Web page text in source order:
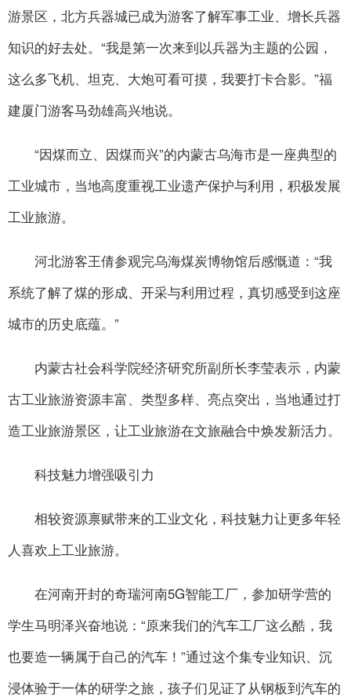
游景区，北方兵器城已成为游客了解军事工业、增长兵器
知识的好去处。“我是第一次来到以兵器为主题的公园，
这么多飞机、坦克、大炮可看可摸，我要打卡合影。”福
建厦门游客马劲雄高兴地说。
“因煤而立、因煤而兴”的内蒙古乌海市是一座典型的
工业城市，当地高度重视工业遗产保护与利用，积极发展
工业旅游。
河北游客王倩参观完乌海煤炭博物馆后感慨道：“我
系统了解了煤的形成、开采与利用过程，真切感受到这座
城市的历史底蕴。”
内蒙古社会科学院经济研究所副所长李莹表示，内蒙
古工业旅游资源丰富、类型多样、亮点突出，当地通过打
造工业旅游景区，让工业旅游在文旅融合中焕发新活力。
科技魅力增强吸引力
相较资源禀赋带来的工业文化，科技魅力让更多年轻
人喜欢上工业旅游。
在河南开封的奇瑞河南5G智能工厂，参加研学营的
学生马明泽兴奋地说：“原来我们的汽车工厂这么酷，我
也要造一辆属于自己的汽车！”通过这个集专业知识、沉
浸体验于一体的研学之旅，孩子们见证了从钢板到汽车的